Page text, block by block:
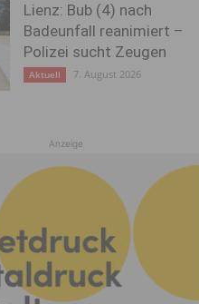
Lienz: Bub (4) nach
Badeunfall reanimiert –
Polizei sucht Zeugen
Aktuell 7. August 2026
Anzeige